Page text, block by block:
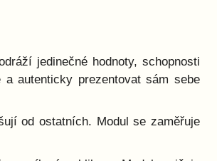
jedinečné hodnoty, schopnosti
autenticky prezentovat sám sebe
od ostatních. Modul se zaměřuje